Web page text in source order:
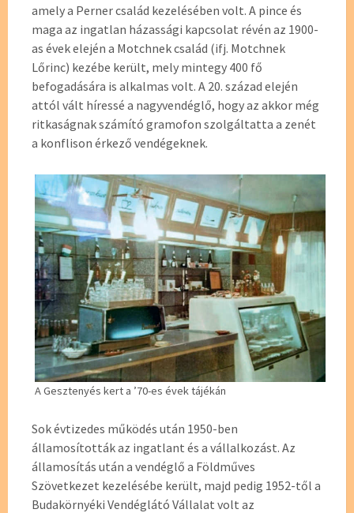
amely a Perner család kezelésében volt. A pince és
maga az ingatlan házassági kapcsolat révén az 1900-
as évek elején a Motchnek család (ifj. Motchnek
Lőrinc) kezébe került, mely mintegy 400 fő
befogadására is alkalmas volt. A 20. század elején
attól vált híressé a nagyvendéglő, hogy az akkor még
ritkaságnak számító gramofon szolgáltatta a zenét
a konflison érkező vendégeknek.
A Gesztenyés kert a ’70-es évek tájékán
Sok évtizedes működés után 1950-ben
államosították az ingatlant és a vállalkozást. Az
államosítás után a vendéglő a Földműves
Szövetkezet kezelésébe került, majd pedig 1952-től a
Budakörnyéki Vendéglátó Vállalat volt az